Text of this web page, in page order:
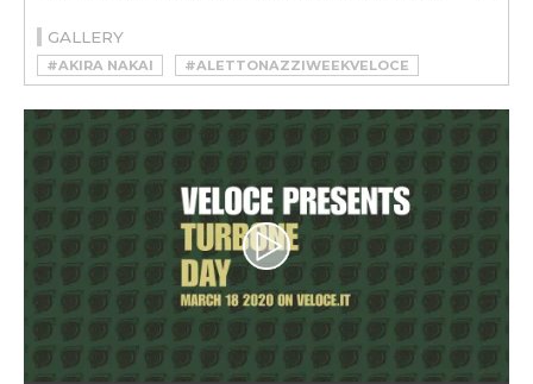
GALLERY
#AKIRA NAKAI
#ALETTONAZZIWEEKVELOCE
#CANEPA DESIGN
#DP MOTORSPORT
#GUNTHER WERKS
#PORSCHE
#PORSCHE 911
#RESTOMOD
#RSR